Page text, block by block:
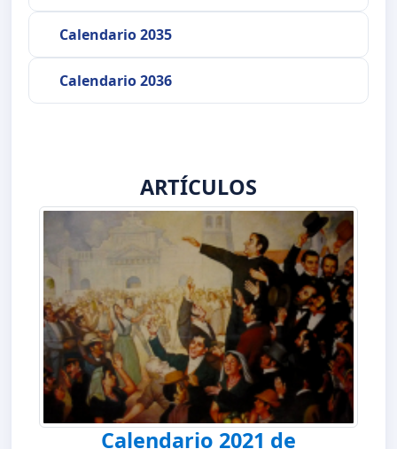
Calendario 2035
Calendario 2036
ARTÍCULOS
Calendario 2021 de